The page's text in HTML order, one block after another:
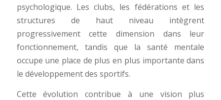
psychologique. Les clubs, les fédérations et les
structures de haut niveau intègrent
progressivement cette dimension dans leur
fonctionnement, tandis que la santé mentale
occupe une place de plus en plus importante dans
le développement des sportifs.
Cette évolution contribue à une vision plus